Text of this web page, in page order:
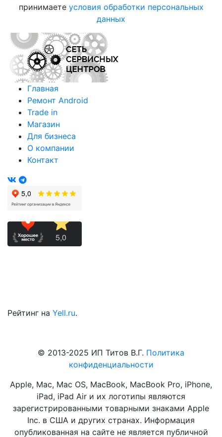
принимаете условия обработки персональных
данных
Главная
Ремонт Android
Trade in
Магазин
Для бизнеса
О компании
Контакт
Рейтинг на Yell.ru.
© 2013-2025 ИП Титов В.Г. Политика
конфиденциальности
Apple, Mac, Mac OS, MacBook, MacBook Pro, iPhone,
iPad, iPad Air и их логотипы являются
зарегистрированными товарными знаками Apple
Inc. в США и других странах. Информация
опубликованная на сайте не является публичной